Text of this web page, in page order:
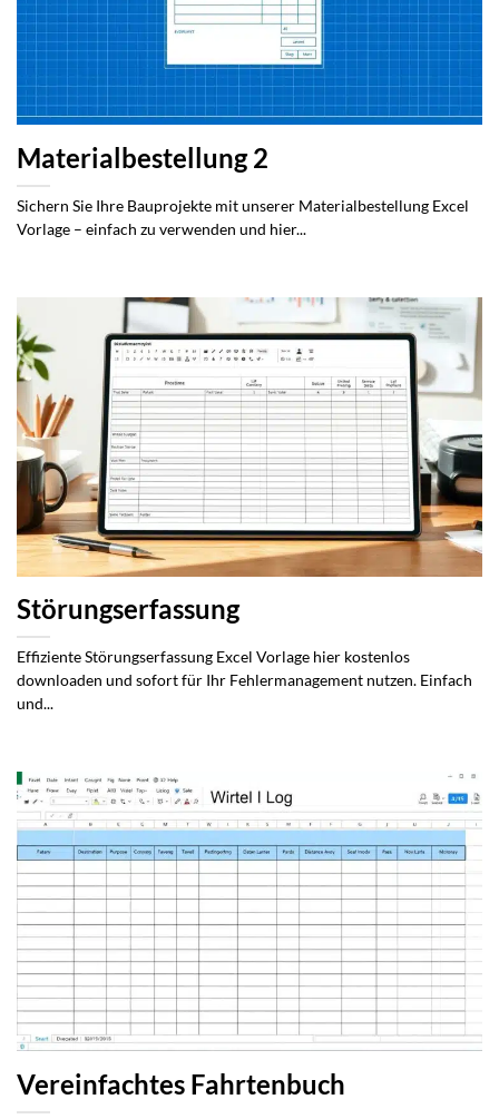
Materialbestellung 2
Sichern Sie Ihre Bauprojekte mit unserer Materialbestellung Excel
Vorlage – einfach zu verwenden und hier...
Störungserfassung
Effiziente Störungserfassung Excel Vorlage hier kostenlos
downloaden und sofort für Ihr Fehlermanagement nutzen. Einfach
und...
Vereinfachtes Fahrtenbuch